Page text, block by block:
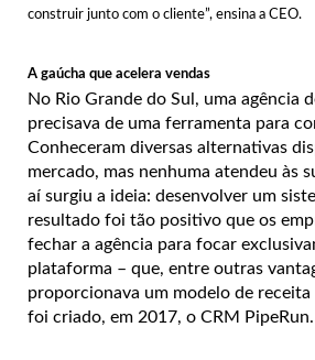
construir junto com o cliente”, ensina a CEO.
A gaúcha que acelera vendas
No Rio Grande do Sul, uma agência
precisava de uma ferramenta para
Conheceram diversas alternativas
mercado, mas nenhuma atendeu às
aí surgiu a ideia: desenvolver um
resultado foi tão positivo que os
fechar a agência para focar
plataforma – que, entre outras
proporcionava um modelo de
foi criado, em 2017, o CRM PipeRun.